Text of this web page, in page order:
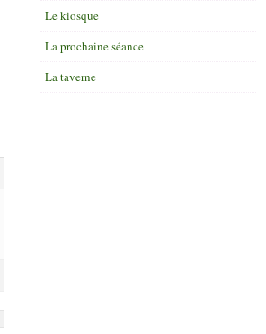
Le kiosque
La prochaine séance
La taverne